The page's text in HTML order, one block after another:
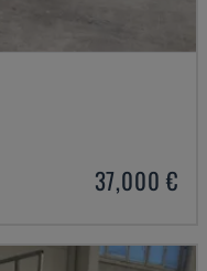
37,000 €